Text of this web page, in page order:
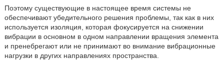
Поэтому существующие в настоящее время системы не
обеспечивают убедительного решения проблемы, так как в них
используется изоляция, которая фокусируется на снижении
вибрации в основном в одном направлении вращения элемента
и пренебрегают или не принимают во внимание вибрационные
нагрузки в других направлениях пространства.